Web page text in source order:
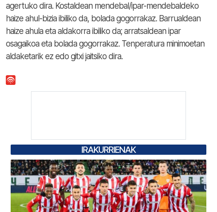
agertuko dira. Kostaldean mendebal/ipar-mendebaldeko
haize ahul-bizia ibiliko da, bolada gogorrakaz. Barrualdean
haize ahula eta aldakorra ibiliko da; arratsaldean ipar
osagaikoa eta bolada gogorrakaz. Tenperatura minimoetan
aldaketarik ez edo gitxi jaitsiko dira.
IRAKURRIENAK